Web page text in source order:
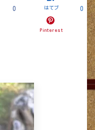
0 はてブ 0
Pinterest